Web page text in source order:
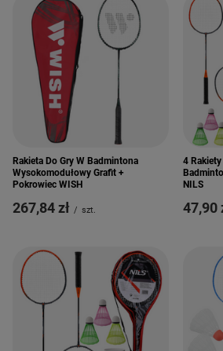
Rakieta Do Gry W Badmintona
Wysokomodułowy Grafit +
Pokrowiec WISH
267,84 zł / szt.
4
NILS
47,90